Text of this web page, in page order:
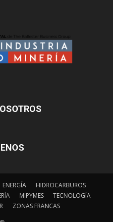
ENERGÍA
HIDROCARBUROS
MIPYMES
TECNOLOGÍA
ZONAS FRANCAS